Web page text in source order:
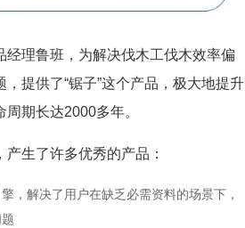
经理鲁班，为解决伐木工伐木效率偏
提供了“锯子”这个产品，极大地提升
期长达2000多年。
生了许多优秀的产品：
，解决了用户在缺乏必需资料的场景下，